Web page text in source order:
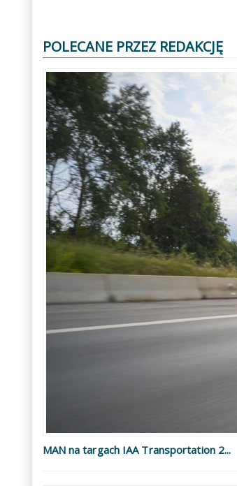
POLECANE PRZEZ REDAKCJĘ
Poprzedni
Następny
MAN na targach IAA Transportation 2...